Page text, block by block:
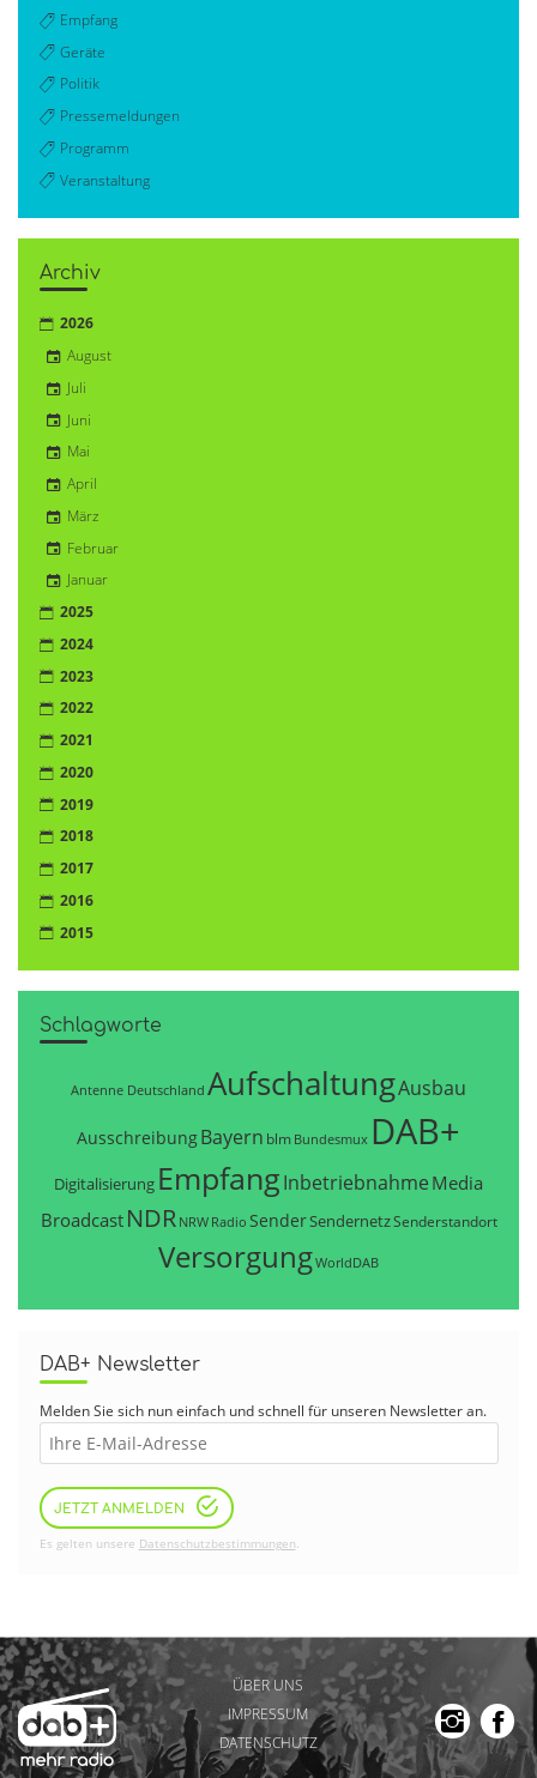
Empfang
Geräte
Politik
Pressemeldungen
Programm
Veranstaltung
Archiv
2026
August
Juli
Juni
Mai
April
März
Februar
Januar
2025
2024
2023
2022
2021
2020
2019
2018
2017
2016
2015
Schlagworte
Antenne Deutschland AufschaltungAusbau
AusschreibungBayern blm Bundesmux DAB+
Digitalisierung EmpfangInbetriebnahme Media
Broadcast NDR NRW Radio SenderSendernetzSenderstandort
VersorgungWorldDAB
DAB+ Newsletter
Melden Sie sich nun einfach und schnell für unseren Newsletter an.
JETZT ANMELDEN
Es gelten unsere Datenschutzbestimmungen.
ÜBER UNS
IMPRESSUM
DATENSCHUTZ